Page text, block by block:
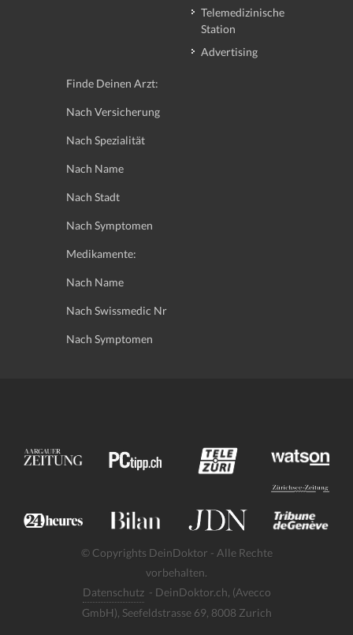
Telemedizinische
Station
Advertising
Finde Deinen Arzt:
Nach Versicherung
Nach Spezialität
Nach Name
Nach Stadt
Nach Symptomen
Medikamente:
Nach Name
Nach Swissmedic Nr
Nach Symptomen
© Copyrights DeinDoktor - Alle Rechte
vorbehalten.
Datenschutz - DeinDoktor.ch, (Avecco
GmbH), Seefeldstrasse 69, 8008 Zurich